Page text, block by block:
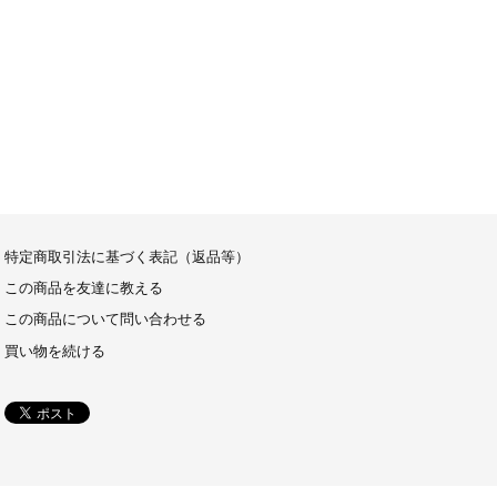
特定商取引法に基づく表記（返品等）
この商品を友達に教える
この商品について問い合わせる
買い物を続ける